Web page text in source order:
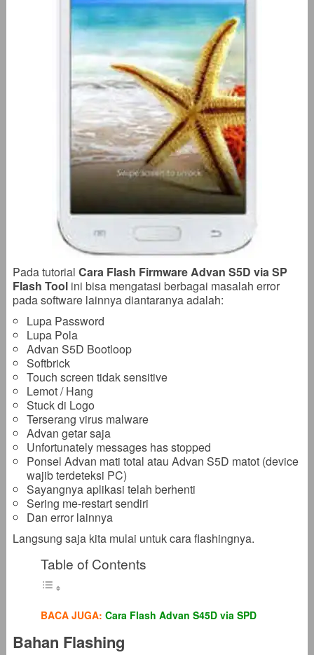
Pada tutorial Cara Flash Firmware Advan S5D via SP
Flash Toolini bisa mengatasi berbagai masalah error
pada software lainnya diantaranya adalah:
Lupa Password
Lupa Pola
Advan S5D Bootloop
Softbrick
Touch screen tidak sensitive
Lemot / Hang
Stuck di Logo
Terserang virus malware
Advan getar saja
Unfortunately messages has stopped
Ponsel Advan mati total atau Advan S5D matot (device
wajib terdeteksi PC)
Sayangnya aplikasi telah berhenti
Sering me-restart sendiri
Dan error lainnya
Langsung saja kita mulai untuk cara flashingnya.
Table of Contents
BACA JUGA: Cara Flash Advan S45D via SPD
Bahan Flashing